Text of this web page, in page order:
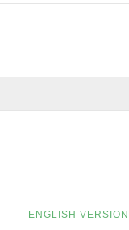
ENGLISH VERSION